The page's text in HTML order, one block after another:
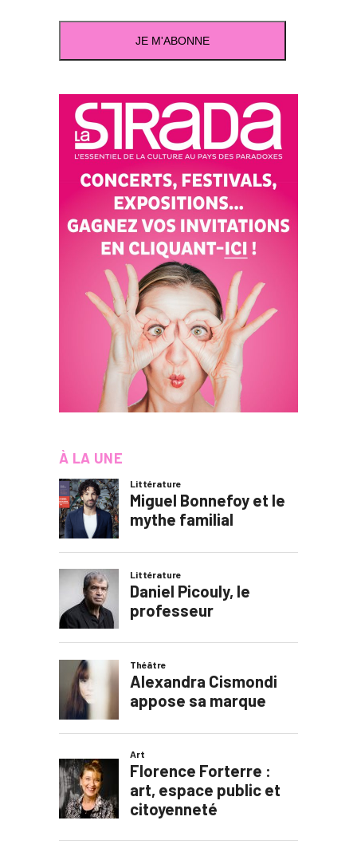
À LA UNE